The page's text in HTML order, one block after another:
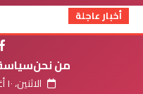
أخبار عاجلة
من نحن
الاثنين، ١٠ أغسطس ٢٠٢٦ ٠٤:١٩ ص